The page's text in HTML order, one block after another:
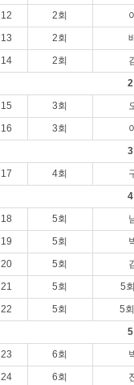
12
2회
13
2회
14
2회
15
3회
16
3회
17
4회
18
5회
19
5회
20
5회
21
5회
5
22
5회
5
23
6회
24
6회